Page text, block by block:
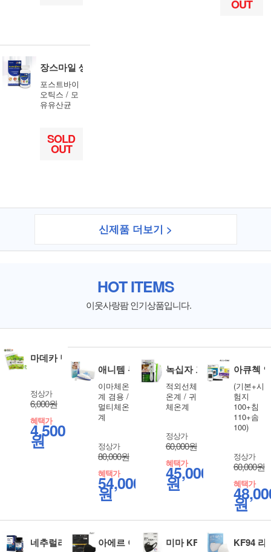
OUT
장스마일 생유산균 60캡슐
포스트바이
오틱스 / 모
유유산균
SOLD
OUT
신제품 더보기 >
HOT ITEMS
이웃사랑팜 인기상품입니다.
마데카 밴드 4종 선택 상처관리 습윤밴드
정상가
6,000원
혜택가
4,500
원
애니템 듀오 귀체온계
이마체온
계 겸용 /
멀티체온
계
정상가
80,000원
혜택가
54,000
원
녹십자 그린케어 체온계
적외선체
온계 / 귀
체온계
정상가
60,000원
혜택가
45,000
원
아큐첵
(기본+시
험지
100+침
110+솜
100)
정상가
60,000원
혜택가
원
네추럴라이즈 콘드로이친 1200 고함량 60정 상어연골분말
아에르 어드밴스드 KF94 보건용 마스크
미마 KF94 대형(블랙) 50
KF94 라